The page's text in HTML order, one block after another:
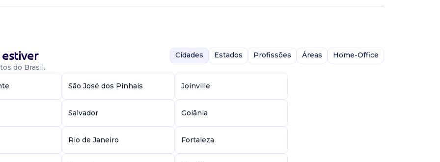
de
e residir e
do Brasil.
Cidades Estados Profissões Áreas Home-Office
São José dos Pinhais Joinville
Salvador Goiânia
Rio de Janeiro Fortaleza